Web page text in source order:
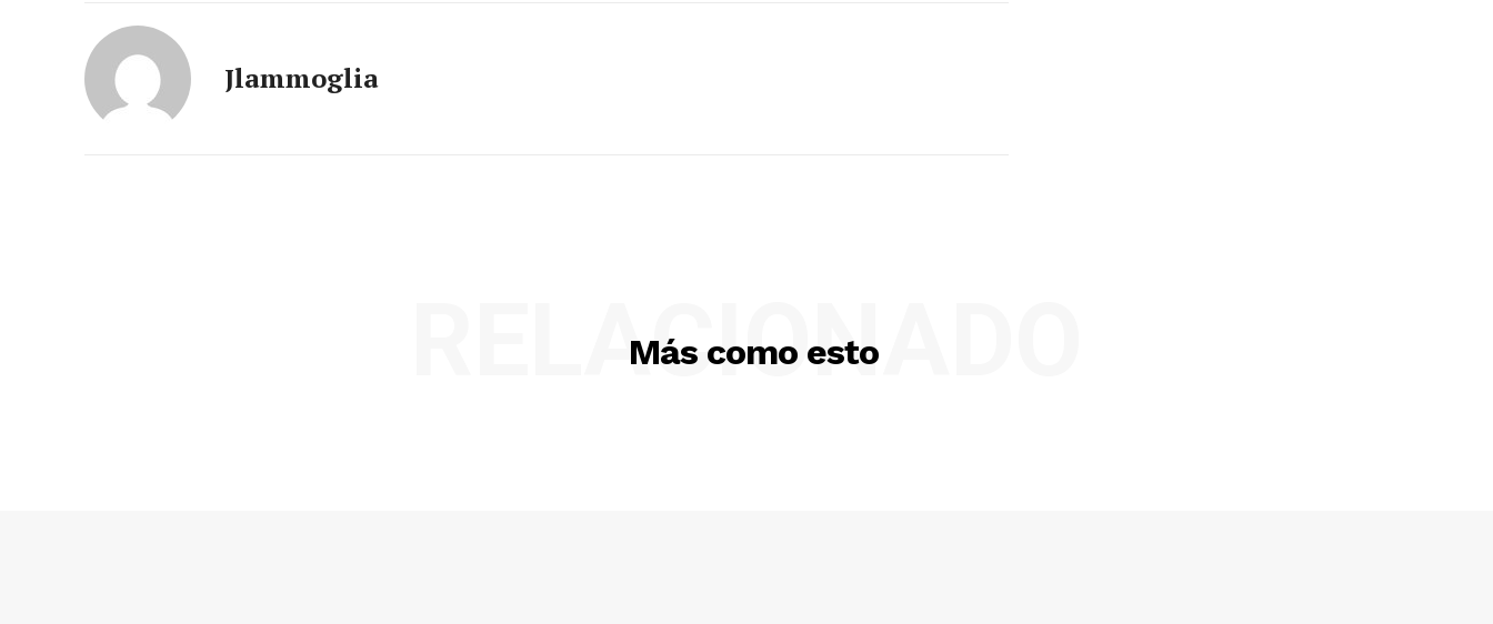
Jlammoglia
Más como esto
RELACIONADO